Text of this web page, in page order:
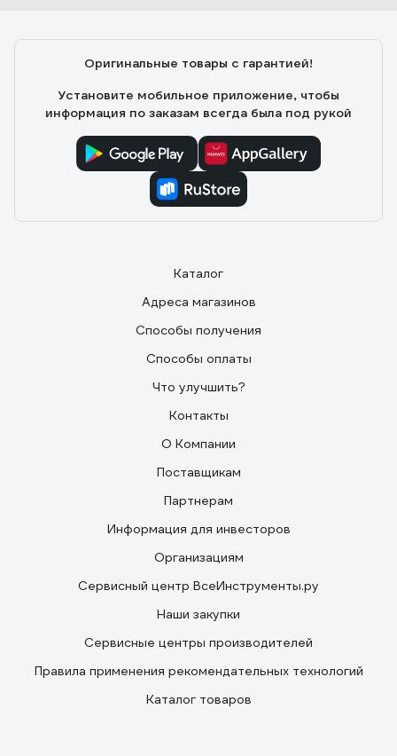
Оригинальные товары с гарантией!
Установите мобильное приложение, чтобы
информация по заказам всегда была под рукой
Каталог
Адреса магазинов
Способы получения
Способы оплаты
Что улучшить?
Контакты
О Компании
Поставщикам
Партнерам
Информация для инвесторов
Организациям
Сервисный центр ВсеИнструменты.ру
Наши закупки
Сервисные центры производителей
Правила применения рекомендательных технологий
Каталог товаров